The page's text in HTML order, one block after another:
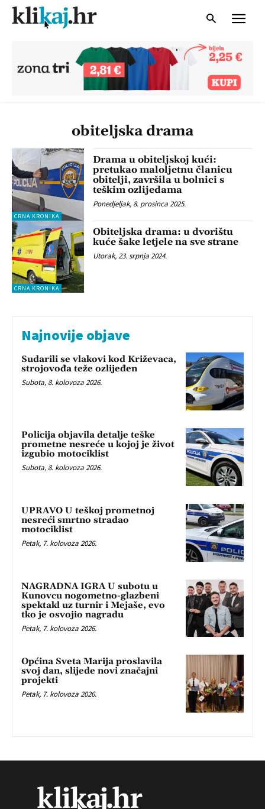
obiteljska drama
CRNA KRONIKA
Drama u obiteljskoj kući:
pretukao maloljetnu članicu
obitelji, završila u bolnici s
teškim ozlijedama
Ponedjeljak, 8. prosinca 2025.
CRNA KRONIKA
Obiteljska drama: u dvorištu
kuće šake letjele na sve strane
Utorak, 23. srpnja 2024.
Najnovije objave
Sudarili se vlakovi kod Križevaca,
strojovođa teže ozlijeđen
Subota, 8. kolovoza 2026.
Policija objavila detalje teške
prometne nesreće u kojoj je život
izgubio motociklist
Subota, 8. kolovoza 2026.
UPRAVO U teškoj prometnoj
nesreći smrtno stradao
motociklist
Petak, 7. kolovoza 2026.
NAGRADNA IGRA U subotu u
Kunovcu nogometno-glazbeni
spektakl uz turnir i Mejaše, evo
tko je osvojio nagradu
Petak, 7. kolovoza 2026.
Općina Sveta Marija proslavila
svoj dan, slijede novi značajni
projekti
Petak, 7. kolovoza 2026.